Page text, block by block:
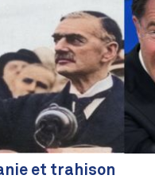
et trahison